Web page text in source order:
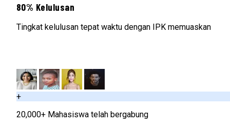
80% Kelulusan
Tingkat kelulusan tepat waktu dengan IPK memuaskan
+
20,000+ Mahasiswa telah bergabung